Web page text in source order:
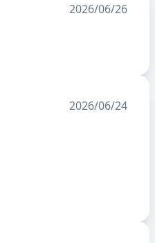
2026/06/26
2026/06/24